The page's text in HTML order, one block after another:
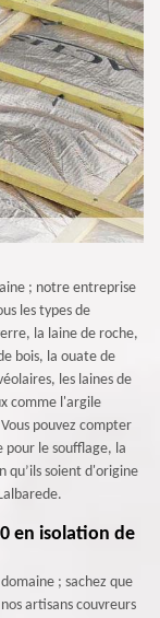
; notre entreprise
les types de
la laine de roche,
bois, la ouate de
les laines de
comme l'argile
pouvez compter
le soufflage, la
qu’ils soient d'origine
en isolation de
; sachez que
artisans couvreurs